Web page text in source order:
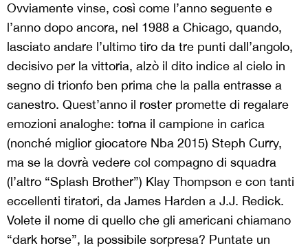
Ovviamente vinse, così come l’anno seguente e
l’anno dopo ancora, nel 1988 a Chicago, quando,
lasciato andare l’ultimo tiro da tre punti dall’angolo,
decisivo per la vittoria, alzò il dito indice al cielo in
segno di trionfo ben prima che la palla entrasse a
canestro. Quest’anno il roster promette di regalare
emozioni analoghe: torna il campione in carica
(nonché miglior giocatore Nba 2015) Steph Curry,
ma se la dovrà vedere col compagno di squadra
(l’altro “Splash Brother”) Klay Thompson e con tanti
eccellenti tiratori, da James Harden a J.J. Redick.
Volete il nome di quello che gli americani chiamano
“dark horse”, la possibile sorpresa? Puntate un